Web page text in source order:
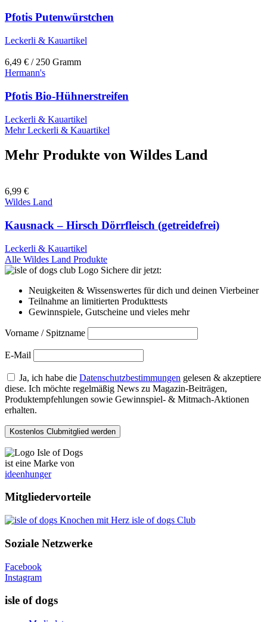
Pfotis Putenwürstchen
Leckerli & Kauartikel
6,49 € / 250 Gramm
Hermann's
Pfotis Bio-Hühnerstreifen
Leckerli & Kauartikel
Mehr Leckerli & Kauartikel
Mehr Produkte von Wildes Land
6,99 €
Wildes Land
Kausnack – Hirsch Dörrfleisch (getreidefrei)
Leckerli & Kauartikel
Alle Wildes Land Produkte
Sichere dir jetzt:
Neuigkeiten & Wissenswertes für dich und deinen Vierbeiner
Teilnahme an limitierten Produkttests
Gewinnspiele, Gutscheine und vieles mehr
Vorname / Spitzname
E-Mail
Ja, ich habe die Datenschutzbestimmungen gelesen & akzeptiere
diese. Ich möchte regelmäßig News zu Magazin-Beiträgen,
Produktempfehlungen sowie Gewinnspiel- & Mitmach-Aktionen
erhalten.
ist eine Marke von
ideenhunger
Mitgliedervorteile
isle of dogs Club
Soziale Netzwerke
Facebook
Instagram
isle of dogs